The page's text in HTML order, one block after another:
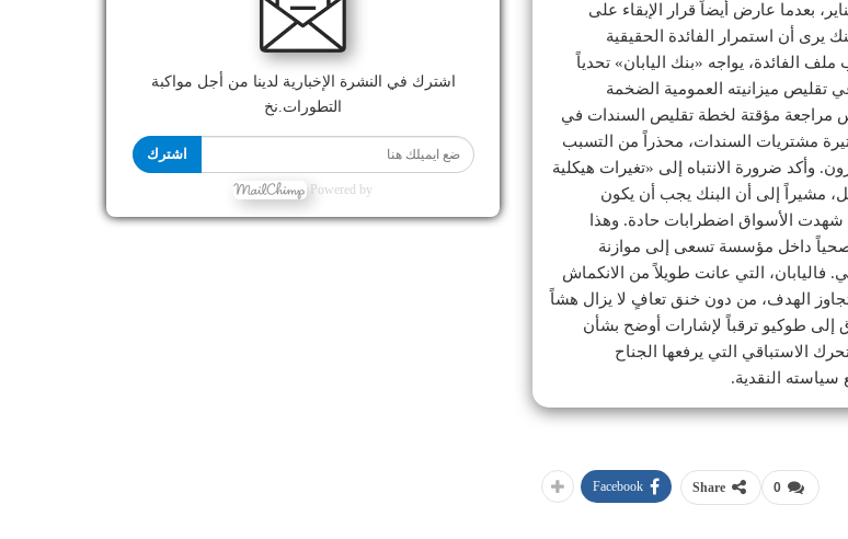
إلى 1 في المائة في اجتماع يناير، بعدما عارض أيضاً قرار الإبقاء على
يرى أن استمرار الفائدة الحقيقية
الفائدة، يواجه «بنك اليابان» تحدياً
تقليص ميزانيته العمومية الضخمة
مراجعة مؤقتة لخطة تقليص السندات في
مشتريات السندات، محذراً من التسبب
وأكد ضرورة الانتباه إلى «تغيرات هيكلية
مشيراً إلى أن البنك يجب أن يكون
شهدت الأسواق اضطرابات حادة. وهذا
صحياً داخل مؤسسة تسعى إلى موازنة
فاليابان، التي عانت طويلاً من الانكماش
الهدف، من دون خنق تعافٍ لا يزال هشاً
إلى طوكيو ترقباً لإشارات أوضح بشأن
الاستباقي التي يرفعها الجناح
النقدية.
0
Share
Facebook
اشترك في النشرة الإخبارية لدينا من أجل مواكبة
التطورات.نخ
اشترك
Powered by